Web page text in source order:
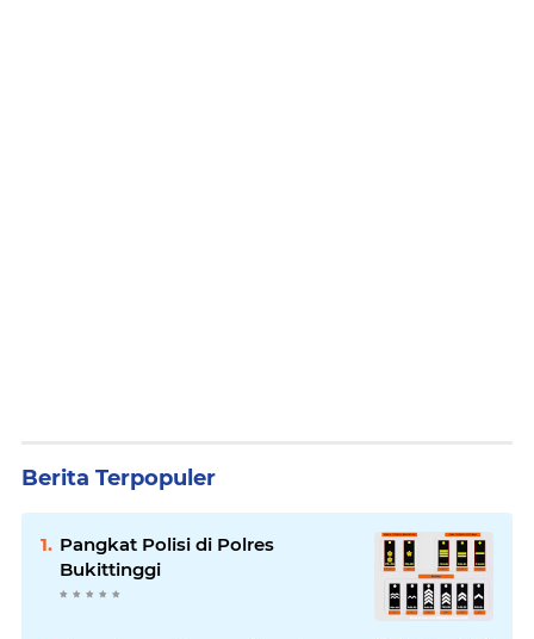
Berita Terpopuler
Pangkat Polisi di Polres
Bukittinggi